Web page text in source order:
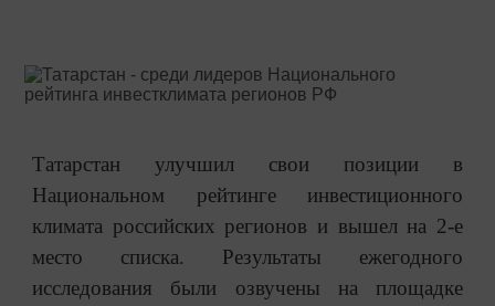
Татарстан улучшил свои позиции в
Национальном рейтинге инвестиционного
климата российских регионов и вышел на 2-е
место списка. Результаты ежегодного
исследования были озвучены на площадке